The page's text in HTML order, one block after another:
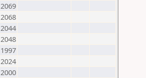
2069
2068
2044
2048
1997
2024
2000